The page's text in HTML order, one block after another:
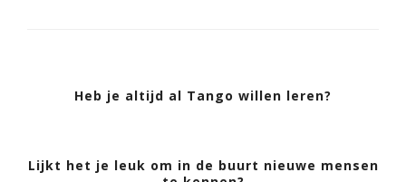
Heb je altijd al Tango willen leren?
Lijkt het je leuk om in de buurt nieuwe mensen